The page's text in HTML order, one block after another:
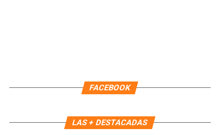
FACEBOOK
LAS + DESTACADAS